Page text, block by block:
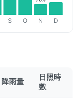
S O N D
降雨量
日照時
數